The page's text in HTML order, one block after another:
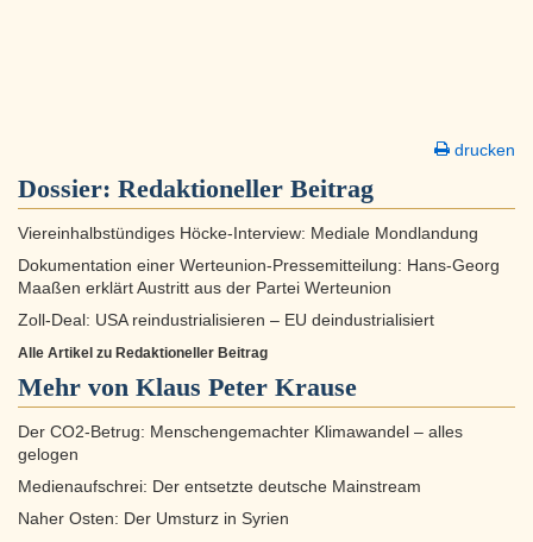
drucken
Dossier: Redaktioneller Beitrag
Viereinhalbstündiges Höcke-Interview: Mediale Mondlandung
Dokumentation einer Werteunion-Pressemitteilung: Hans-Georg
Maaßen erklärt Austritt aus der Partei Werteunion
Zoll-Deal: USA reindustrialisieren – EU deindustrialisiert
Alle Artikel zu Redaktioneller Beitrag
Mehr von Klaus Peter Krause
Der CO2-Betrug: Menschengemachter Klimawandel – alles
gelogen
Medienaufschrei: Der entsetzte deutsche Mainstream
Naher Osten: Der Umsturz in Syrien